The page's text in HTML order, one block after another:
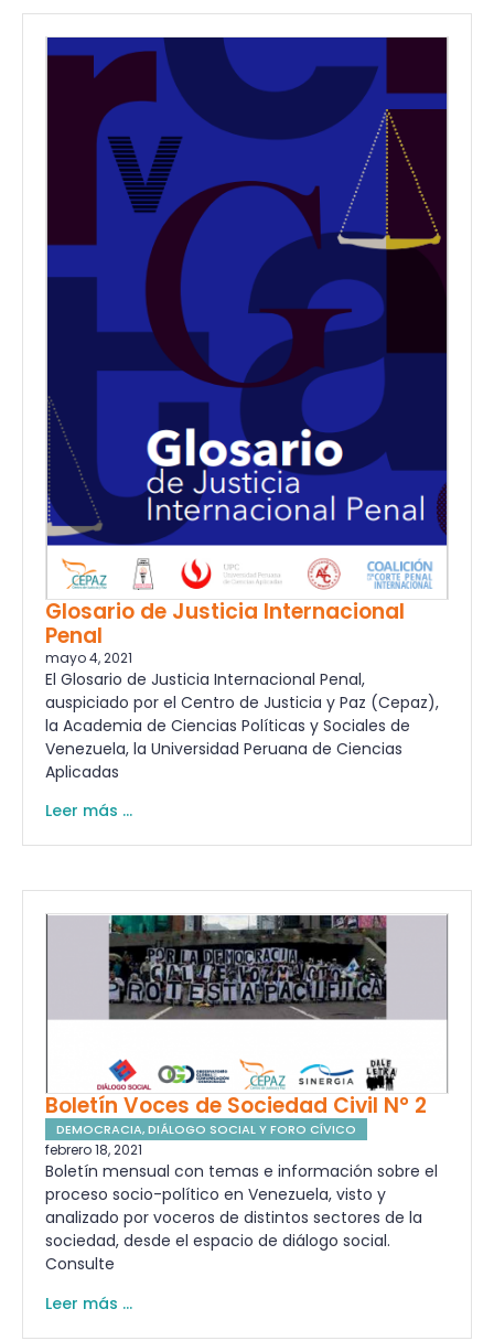
Glosario de Justicia Internacional
Penal
mayo 4, 2021
El Glosario de Justicia Internacional Penal,
auspiciado por el Centro de Justicia y Paz (Cepaz),
la Academia de Ciencias Políticas y Sociales de
Venezuela, la Universidad Peruana de Ciencias
Aplicadas
Leer más ...
Boletín Voces de Sociedad Civil N° 2
DEMOCRACIA,DIÁLOGO SOCIAL Y FORO CÍVICO
febrero 18, 2021
Boletín mensual con temas e información sobre el
proceso socio-político en Venezuela, visto y
analizado por voceros de distintos sectores de la
sociedad, desde el espacio de diálogo social.
Consulte
Leer más ...